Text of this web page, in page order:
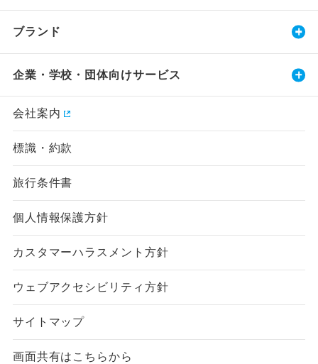
ブランド
企業・学校・団体向けサービス
会社案内
標識・約款
旅行条件書
個人情報保護方針
カスタマーハラスメント方針
ウェブアクセシビリティ方針
サイトマップ
画面共有はこちらから